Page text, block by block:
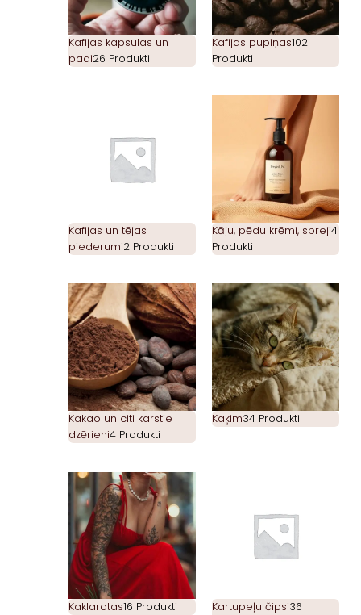
Kafijas kapsulas un
padi26 Produkti
Kafijas pupiņas102
Produkti
Kafijas un tējas
piederumi2 Produkti
Kāju, pēdu krēmi, spreji4
Produkti
Kakao un citi karstie
dzērieni4 Produkti
Kaķim34 Produkti
Kaklarotas16 Produkti Kartupeļu čipsi36